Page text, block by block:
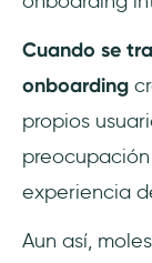
Cuando se
onboarding
propios
experiencia
Aun así,